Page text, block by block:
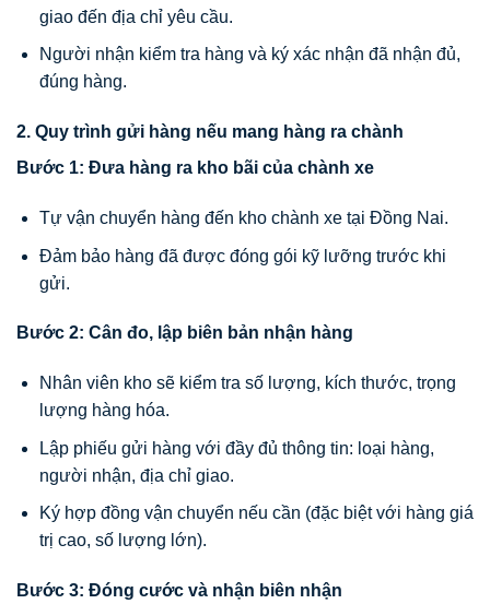
giao đến địa chỉ yêu cầu.
Người nhận kiểm tra hàng và ký xác nhận đã nhận đủ,
đúng hàng.
2. Quy trình gửi hàng nếu mang hàng ra chành
Bước 1: Đưa hàng ra kho bãi của chành xe
Tự vận chuyển hàng đến kho chành xe tại Đồng Nai.
Đảm bảo hàng đã được đóng gói kỹ lưỡng trước khi
gửi.
Bước 2: Cân đo, lập biên bản nhận hàng
Nhân viên kho sẽ kiểm tra số lượng, kích thước, trọng
lượng hàng hóa.
Lập phiếu gửi hàng với đầy đủ thông tin: loại hàng,
người nhận, địa chỉ giao.
Ký hợp đồng vận chuyển nếu cần (đặc biệt với hàng giá
trị cao, số lượng lớn).
Bước 3: Đóng cước và nhận biên nhận